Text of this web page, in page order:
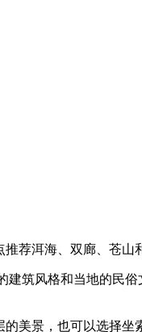
荐洱海、双廊、苍山
筑风格和当地的民
美景，也可以选择坐